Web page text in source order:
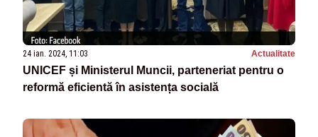
24 ian. 2024, 11:03 Actualitate
UNICEF și Ministerul Muncii, parteneriat pentru o
reformă eficientă în asistența socială